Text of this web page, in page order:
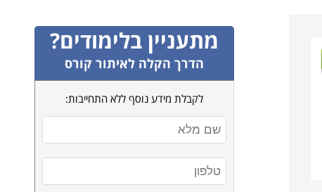
מתעניין בלימודים?
הדרך הקלה לאיתור קורס
לקבלת מידע נוסף ללא התחייבות: